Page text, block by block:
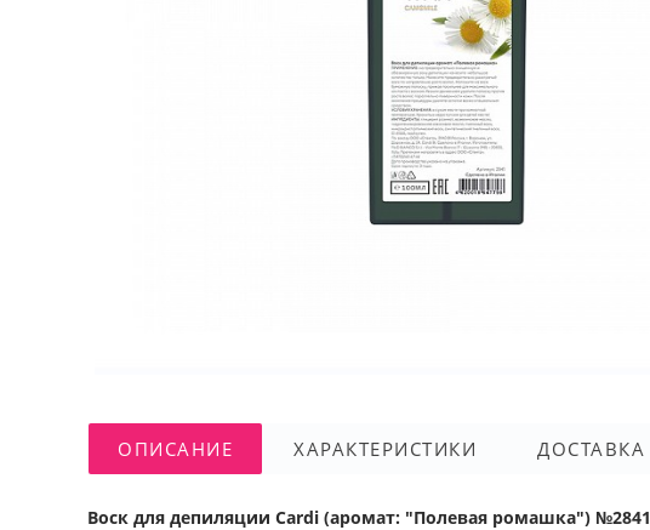
ОПИСАНИЕ ХАРАКТЕРИСТИКИ ДОСТАВКА
Воск для депиляции Cardi (аромат: "Полевая ромашка") №2841